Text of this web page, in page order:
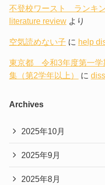
不登校ワースト ランキ
literature reviewより
空気読めない子 に help
東京都 令和3年度第一学
集（第2学年以上）
に
Archives
2025年10月
2025年9月
2025年8月